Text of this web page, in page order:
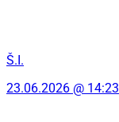
Š.I.
23.06.2026 @ 14:23